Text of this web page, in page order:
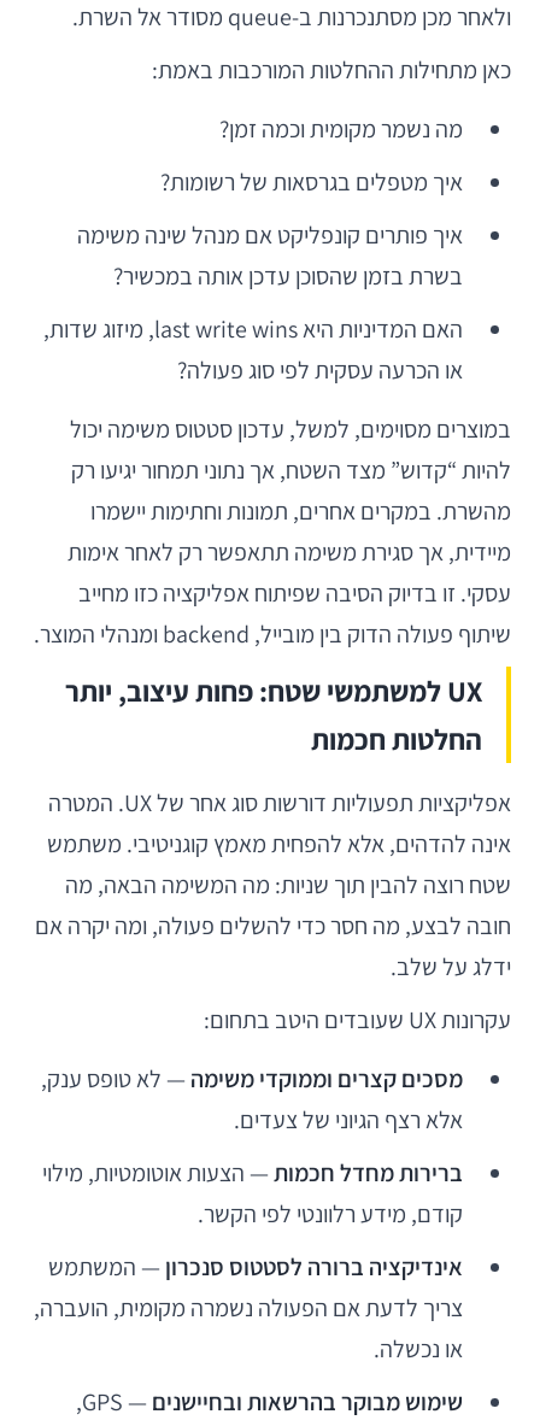
ולאחר מכן מסתנכרנות ב-queue מסודר אל השרת.
כאן מתחילות ההחלטות המורכבות באמת:
מה נשמר מקומית וכמה זמן?
איך מטפלים בגרסאות של רשומות?
איך פותרים קונפליקט אם מנהל שינה משימה
בשרת בזמן שהסוכן עדכן אותה במכשיר?
האם המדיניות היא last write wins, מיזוג שדות,
או הכרעה עסקית לפי סוג פעולה?
במוצרים מסוימים, למשל, עדכון סטטוס משימה יכול
להיות “קדוש” מצד השטח, אך נתוני תמחור יגיעו רק
מהשרת. במקרים אחרים, תמונות וחתימות יישמרו
מיידית, אך סגירת משימה תתאפשר רק לאחר אימות
עסקי. זו בדיוק הסיבה שפיתוח אפליקציה כזו מחייב
שיתוף פעולה הדוק בין מובייל, backend ומנהלי המוצר.
UX למשתמשי שטח: פחות עיצוב, יותר
החלטות חכמות
אפליקציות תפעוליות דורשות סוג אחר של UX. המטרה
אינה להדהים, אלא להפחית מאמץ קוגניטיבי. משתמש
שטח רוצה להבין תוך שניות: מה המשימה הבאה, מה
חובה לבצע, מה חסר כדי להשלים פעולה, ומה יקרה אם
ידלג על שלב.
עקרונות UX שעובדים היטב בתחום:
מסכים קצרים וממוקדי משימה — לא טופס ענק,
אלא רצף הגיוני של צעדים.
ברירות מחדל חכמות— הצעות אוטומטיות, מילוי
קודם, מידע רלוונטי לפי הקשר.
אינדיקציה ברורה לסטטוס סנכרון — המשתמש
צריך לדעת אם הפעולה נשמרה מקומית, הועברה,
או נכשלה.
שימוש מבוקר בהרשאות ובחיישנים
— GPS,